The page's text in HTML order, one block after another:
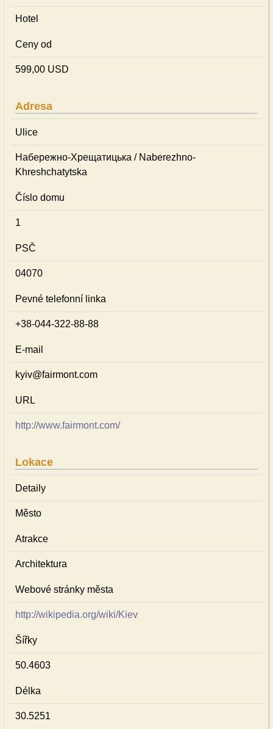
Hotel
Ceny od
599,00 USD
Adresa
Ulice
Набережно-Хрещатицька / Naberezhno-
Khreshchatytska
Číslo domu
1
PSČ
04070
Pevné telefonní linka
+38-044-322-88-88
E-mail
kyiv@fairmont.com
URL
http://www.fairmont.com/
Lokace
Detaily
Město
Atrakce
Architektura
Webové stránky města
http://wikipedia.org/wiki/Kiev
Šířky
50.4603
Délka
30.5251